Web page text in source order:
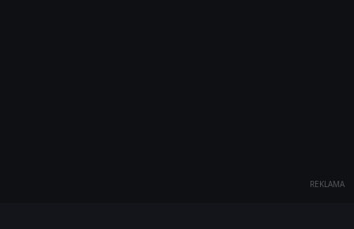
REKLAMA